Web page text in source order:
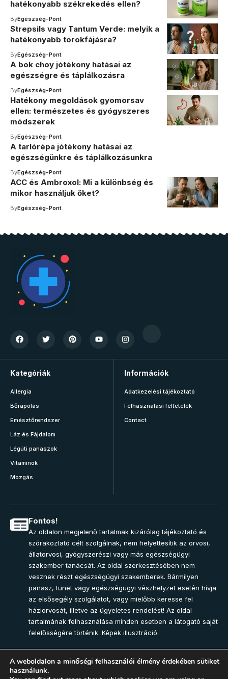
hatékonyabb székrekedés ellen?
ByEgészség-Pont
Strepsils vagy Tantum Verde: melyik a
hatékonyabb torokfájásra?
ByEgészség-Pont
A bok choy jótékony hatásai az
egészségre és táplálkozásra
ByEgészség-Pont
Hatékony megoldások gyomorsav
ellen: természetes és gyógyszeres
módszerek
ByEgészség-Pont
A tarlórépa jótékony hatásai az
egészségünkre és táplálkozásunkra
ByEgészség-Pont
ACC és Ambroxol: Mi a különbség és
mikor használjuk őket?
ByEgészség-Pont
Kategóriák
Allergia
Bőrápolás
Emésztőrendszer
Láz és Fájdalom
Légúti panaszok
Vitaminok
Mozgás
Információk
Adatkezelési tájékoztató
Felhasználási feltételek
Contact
Fontos!
Az oldalon megjelenő tartalmak kizárólag tájékoztató és
szórakoztató célt szolgálnak, nem helyettesítik az orvosi,
állatorvosi, gyógyszerészi vagy más egészségügyi
szakember tanácsát. Az oldal szerkesztésében nem
vesznek részt egészségügyi szakemberek. Bármilyen
panasz, tünet vagy egészségügyi vészhelyzet esetén hívja
az elsősegély szolgálatot, vagy mielőbb keresse fel
háziorvosát, illetve az ügyeletes rendelést! Az oldal
tartalmának felhasználása minden esetben a látogató saját
felelősségére történik. Képek illusztráció.
Join Community
A weboldalon a minőségi felhasználói élmény érdekében sütiket
használunk.